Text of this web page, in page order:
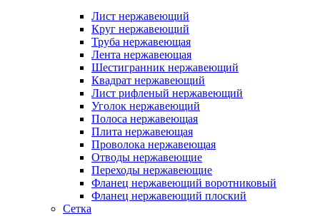
Лист нержавеющий
Круг нержавеющий
Труба нержавеющая
Лента нержавеющая
Шестигранник нержавеющий
Квадрат нержавеющий
Лист рифленый нержавеющий
Уголок нержавеющий
Полоса нержавеющая
Плита нержавеющая
Проволока нержавеющая
Отводы нержавеющие
Переходы нержавеющие
Фланец нержавеющий воротниковый
Фланец нержавеющий плоский
Сетка